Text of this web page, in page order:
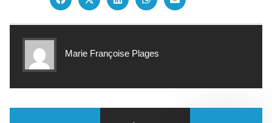
Marie Françoise Plages